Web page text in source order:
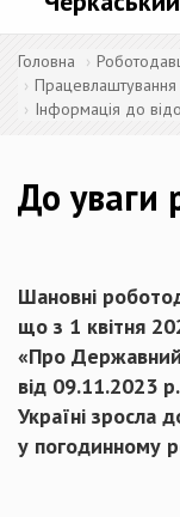
Головна
Працевлаштування
Інформація до
До уваги
Шановні
що з 1 квітня
«Про
від 09.11.2023 р.
Україні зросла
у погодинному